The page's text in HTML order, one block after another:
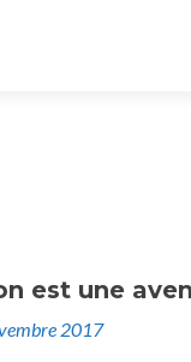
est une
2017